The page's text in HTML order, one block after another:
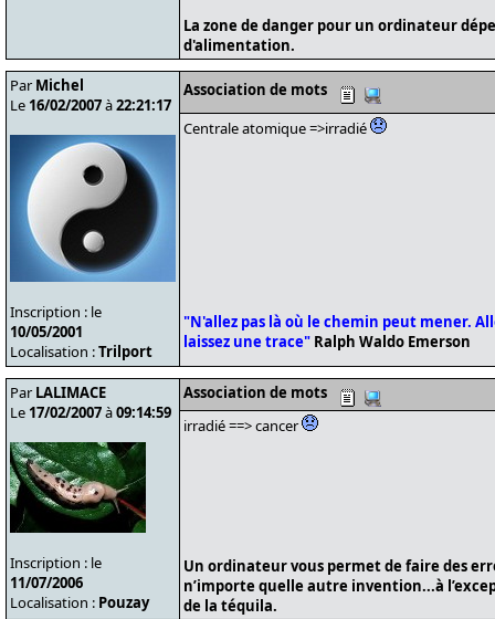
La zone de danger pour un ordinateur
d'alimentation.
Par Michel
Le 16/02/2007à22:21:17
Inscription : le
10/05/2001
Localisation :Trilport
Association de mots
Centrale atomique =>irradié
"N'allez pas là où le chemin peut mener.
laissez une trace" Ralph Waldo Emerson
Par LALIMACE
Le 17/02/2007à09:14:59
Inscription : le
11/07/2006
Localisation : Pouzay
Association de mots
irradié ==> cancer
Un ordinateur vous permet de faire des
n’importe quelle autre invention...à
de la téquila.